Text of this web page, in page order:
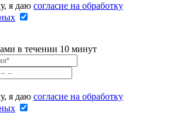
я даю согласие на обработку
в течении 10 минут
я даю согласие на обработку